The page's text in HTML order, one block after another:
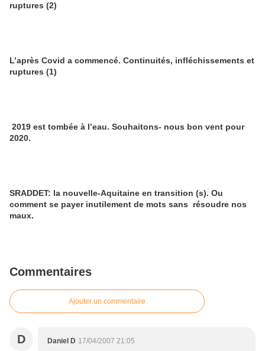
ruptures (2)
L’après Covid a commencé. Continuités, infléchissements et
ruptures (1)
2019 est tombée à l’eau. Souhaitons- nous bon vent pour
2020.
SRADDET: la nouvelle-Aquitaine en transition (s). Ou
comment se payer inutilement de mots sans résoudre nos
maux.
Commentaires
Ajouter un commentaire
D Daniel D 17/04/2007 21:05